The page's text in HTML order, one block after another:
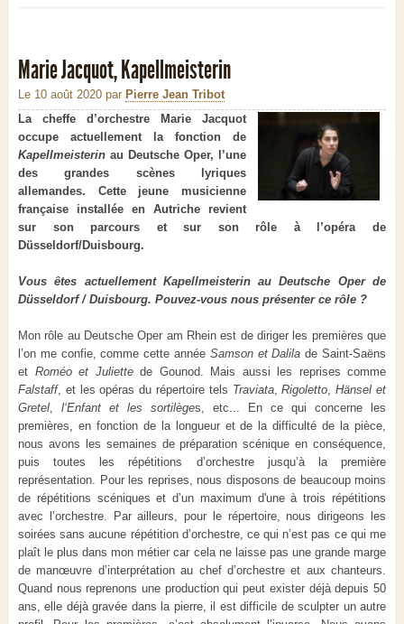
Marie Jacquot, Kapellmeisterin
Le 10 août 2020 par Pierre Jean Tribot
La cheffe d’orchestre Marie Jacquot
occupe actuellement la fonction de
Kapellmeisterin au Deutsche Oper, l’une
des grandes scènes lyriques
allemandes. Cette jeune musicienne
française installée en Autriche revient
sur son parcours et sur son rôle à l’opéra de
Düsseldorf/Duisbourg.
Vous êtes actuellement Kapellmeisterin au Deutsche Oper de
Düsseldorf / Duisbourg. Pouvez-vous nous présenter ce rôle ?
Mon rôle au Deutsche Oper am Rhein est de diriger les premières que
l’on me confie, comme cette année Samson et Dalila de Saint-Saëns
et Roméo et Juliettede Gounod. Mais aussi les reprises comme
Falstaff, et les opéras du répertoire tels Traviata,Rigoletto,Hänsel et
Gretel, l‘Enfant et les sortilèges, etc... En ce qui concerne les
premières, en fonction de la longueur et de la difficulté de la pièce,
nous avons les semaines de préparation scénique en conséquence,
puis toutes les répétitions d’orchestre jusqu’à la première
représentation. Pour les reprises, nous disposons de beaucoup moins
de répétitions scéniques et d’un maximum d'une à trois répétitions
avec l’orchestre. Par ailleurs, pour le répertoire, nous dirigeons les
soirées sans aucune répétition d’orchestre, ce qui n’est pas ce qui me
plaît le plus dans mon métier car cela ne laisse pas une grande marge
de manœuvre d’interprétation au chef d’orchestre et aux chanteurs.
Quand nous reprenons une production qui peut exister déjà depuis 50
ans, elle déjà gravée dans la pierre, il est difficile de sculpter un autre